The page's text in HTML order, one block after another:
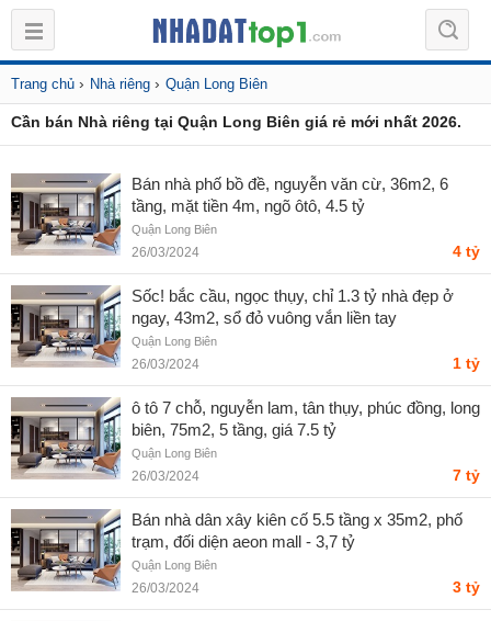
Trang chủ › Nhà riêng › Quận Long Biên
Cần bán Nhà riêng tại Quận Long Biên giá rẻ mới nhất 2026.
Bán nhà phố bồ đề, nguyễn văn cừ, 36m2, 6
tầng, mặt tiền 4m, ngõ ôtô, 4.5 tỷ
Quận Long Biên
26/03/2024 4 tỷ
Sốc! bắc cầu, ngọc thụy, chỉ 1.3 tỷ nhà đẹp ở
ngay, 43m2, sổ đỏ vuông vắn liền tay
Quận Long Biên
26/03/2024 1 tỷ
ô tô 7 chỗ, nguyễn lam, tân thụy, phúc đồng, long
biên, 75m2, 5 tầng, giá 7.5 tỷ
Quận Long Biên
26/03/2024 7 tỷ
Bán nhà dân xây kiên cố 5.5 tầng x 35m2, phố
trạm, đối diện aeon mall - 3,7 tỷ
Quận Long Biên
26/03/2024 3 tỷ